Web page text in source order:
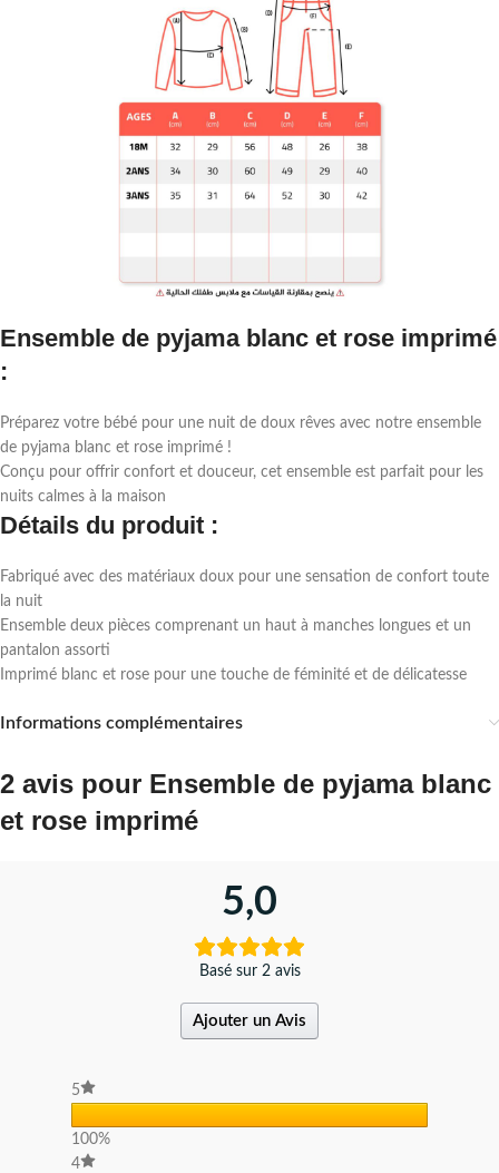
Ensemble de pyjama blanc et rose imprimé
:
Préparez votre bébé pour une nuit de doux rêves avec notre ensemble
de pyjama blanc et rose imprimé !
Conçu pour offrir confort et douceur, cet ensemble est parfait pour les
nuits calmes à la maison
Détails du produit :
Fabriqué avec des matériaux doux pour une sensation de confort toute
la nuit
Ensemble deux pièces comprenant un haut à manches longues et un
pantalon assorti
Imprimé blanc et rose pour une touche de féminité et de délicatesse
Informations complémentaires
2 avis pour Ensemble de pyjama blanc
et rose imprimé
5,0
Basé sur 2 avis
Ajouter un Avis
5
100%
4